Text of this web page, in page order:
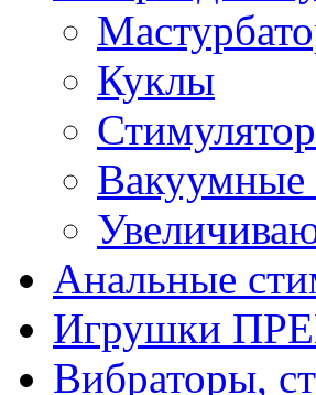
Куклы
Вакуумные
Анальные
Игрушки
Вибраторы,